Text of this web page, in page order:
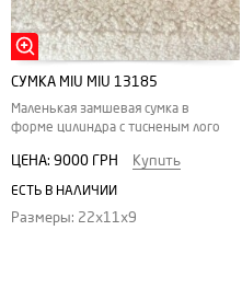
СУМКА MIU MIU 13185
Маленькая замшевая сумка в
форме цилиндра с тисненым лого
ЦЕНА: 9000 ГРН Купить
ЕСТЬ В НАЛИЧИИ
Размеры: 22х11х9